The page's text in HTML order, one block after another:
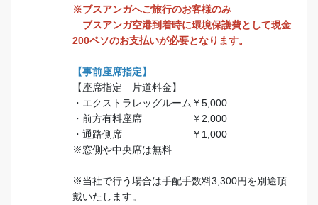
※ブスアンガへご旅行のお客様のみ
ブスアンガ空港到着時に環境保護費として現金
200ペソのお支払いが必要となります。
【事前座席指定】
【座席指定 片道料金】
・エクストラレッグルーム￥5,000
・前方有料座席 ￥2,000
・通路側席 ￥1,000
※窓側や中央席は無料
※当社で行う場合は手配手数料3,300円を別途頂
戴いたします。